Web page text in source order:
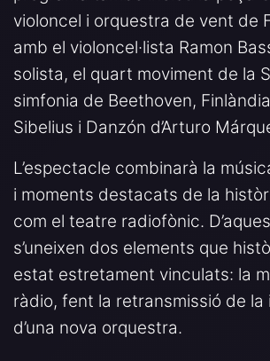
violoncel i orquestra de vent de
amb el violoncel·lista Ramon
solista, el quart moviment de la
simfonia de Beethoven,
Sibelius i Danzón d’Arturo
L’espectacle combinarà la
i moments destacats de la
com el teatre radiofònic.
s’uneixen dos elements que
estat estretament vinculats: la
ràdio, fent la retransmissió de la
d’una nova orquestra.